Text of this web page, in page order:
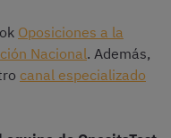
Oposiciones a la
Nacional. Además,
canal especializado